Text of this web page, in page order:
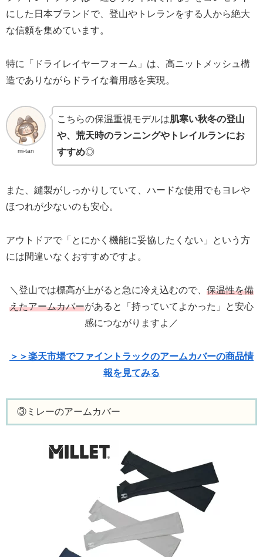
にした日本ブランドで、登山やトレランをする人から絶大
な信頼を集めています。
特に「ドライレイヤーフォーム」は、高ニットメッシュ構
造でありながらドライな着用感を実現。
mi-tan
こちらの保温重視モデルは肌寒い秋冬の登山
や、荒天時のランニングやトレイルランにお
すすめ◎
また、縫製がしっかりしていて、ハードな使用でもヨレや
ほつれが少ないのも安心。
アウトドアで「とにかく機能に妥協したくない」という方
には間違いなくおすすめですよ。
＼登山では標高が上がると急に冷え込むので、 保温性を備
えたアームカバーがあると「持っていてよかった」と安心
感につながりますよ／
＞＞楽天市場でファイントラックのアームカバーの商品情
報を見てみる
③ミレーのアームカバー